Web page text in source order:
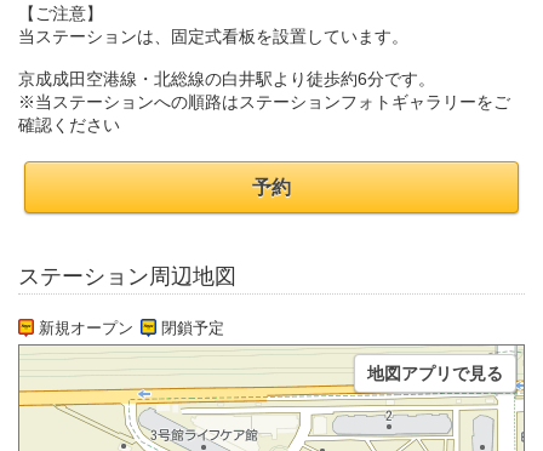
【ご注意】
当ステーションは、固定式看板を設置しています。
京成成田空港線・北総線の白井駅より徒歩約6分です。
※当ステーションへの順路はステーションフォトギャラリーをご
確認ください
予約
ステーション周辺地図
新規オープン 閉鎖予定
地図アプリで見る